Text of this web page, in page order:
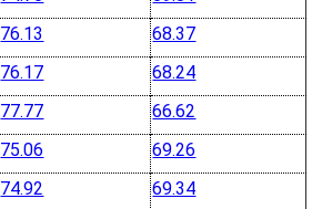
76.13 68.37
76.17 68.24
77.77 66.62
75.06 69.26
74.92 69.34